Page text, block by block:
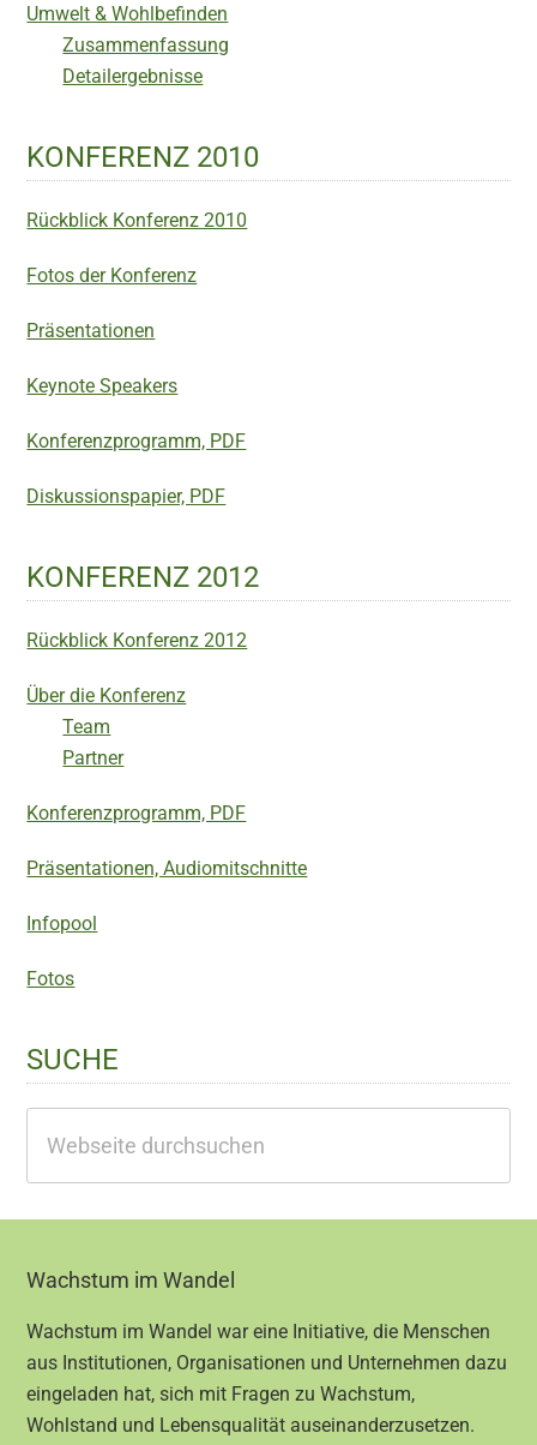
Umwelt & Wohlbefinden
Zusammenfassung
Detailergebnisse
KONFERENZ 2010
Rückblick Konferenz 2010
Fotos der Konferenz
Präsentationen
Keynote Speakers
Konferenzprogramm, PDF
Diskussionspapier, PDF
KONFERENZ 2012
Rückblick Konferenz 2012
Über die Konferenz
Team
Partner
Konferenzprogramm, PDF
Präsentationen, Audiomitschnitte
Infopool
Fotos
SUCHE
durchsuchen
Footer
Wachstum im Wandel
Wachstum im Wandel war eine Initiative, die Menschen
aus Institutionen, Organisationen und Unternehmen dazu
eingeladen hat, sich mit Fragen zu Wachstum,
Wohlstand und Lebensqualität auseinanderzusetzen.